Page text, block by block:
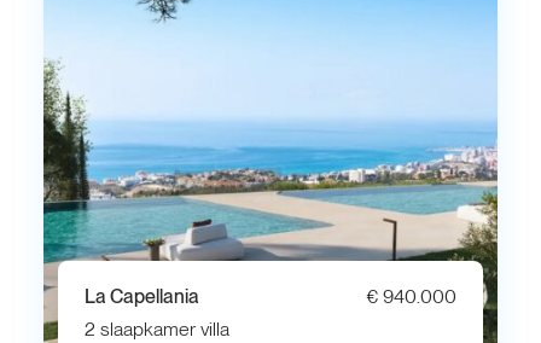
La Capellania
€ 940.000
2 slaapkamer villa